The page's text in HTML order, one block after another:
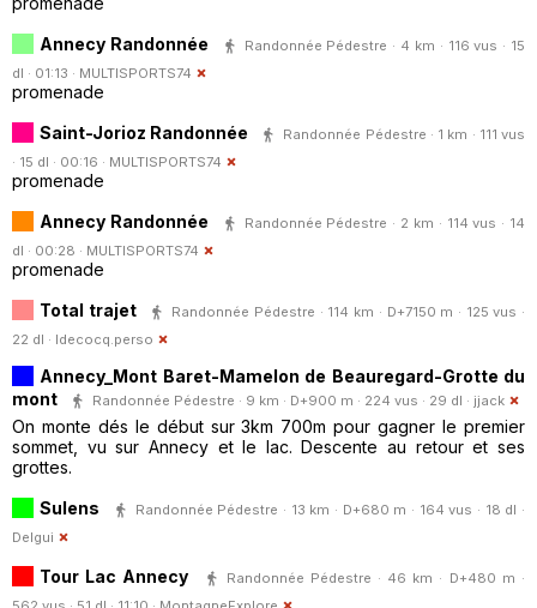
Annecy Randonnée
Randonnée Pédestre · 4 km · 116 vus · 15
dl · 01:13 · MULTISPORTS74
promenade
Saint-Jorioz Randonnée
Randonnée Pédestre · 1 km · 111 vus
· 15 dl · 00:16 · MULTISPORTS74
promenade
Annecy Randonnée
Randonnée Pédestre · 2 km · 114 vus · 14
dl · 00:28 · MULTISPORTS74
promenade
Total trajet
Randonnée Pédestre · 114 km · D+7150 m · 125 vus ·
22 dl · ldecocq.perso
Annecy_Mont Baret-Mamelon de Beauregard-Grotte du
mont
Randonnée Pédestre · 9 km · D+900 m · 224 vus · 29 dl · jjack
On monte dés le début sur 3km 700m pour gagner le premier
sommet, vu sur Annecy et le lac. Descente au retour et ses
grottes.
Sulens
Randonnée Pédestre · 13 km · D+680 m · 164 vus · 18 dl ·
Delgui
Tour Lac Annecy
Randonnée Pédestre · 46 km · D+480 m ·